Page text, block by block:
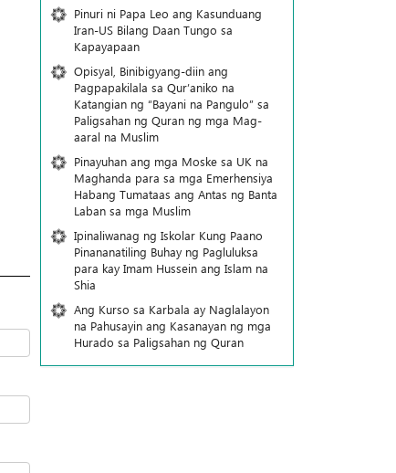
Pinuri ni Papa Leo ang Kasunduang
Iran-US Bilang Daan Tungo sa
Kapayapaan
Opisyal, Binibigyang-diin ang
Pagpapakilala sa Qur’aniko na
Katangian ng “Bayani na Pangulo” sa
Paligsahan ng Quran ng mga Mag-
aaral na Muslim
Pinayuhan ang mga Moske sa UK na
Maghanda para sa mga Emerhensiya
Habang Tumataas ang Antas ng Banta
Laban sa mga Muslim
Ipinaliwanag ng Iskolar Kung Paano
Pinananatiling Buhay ng Pagluluksa
para kay Imam Hussein ang Islam na
Shia
Ang Kurso sa Karbala ay Naglalayon
na Pahusayin ang Kasanayan ng mga
Hurado sa Paligsahan ng Quran